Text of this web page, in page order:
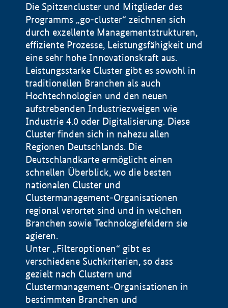
Die Spitzencluster und Mitglieder des
Programms „go-cluster“ zeichnen sich
durch exzellente Managementstrukturen,
effiziente Prozesse, Leistungsfähigkeit und
eine sehr hohe Innovationskraft aus.
Leistungsstarke Cluster gibt es sowohl in
traditionellen Branchen als auch
Hochtechnologien und den neuen
aufstrebenden Industriezweigen wie
Industrie 4.0 oder Digitalisierung. Diese
Cluster finden sich in nahezu allen
Regionen Deutschlands. Die
Deutschlandkarte ermöglicht einen
schnellen Überblick, wo die besten
nationalen Cluster und
Clustermanagement-Organisationen
regional verortet sind und in welchen
Branchen sowie Technologiefeldern sie
agieren.
Unter „Filteroptionen“ gibt es
verschiedene Suchkriterien, so dass
gezielt nach Clustern und
Clustermanagement-Organisationen in
bestimmten Branchen und
Impressum
Datenschutzerklärung
BMWE, 2026 ©
100 km © Geobasis-DE / BKG 2015